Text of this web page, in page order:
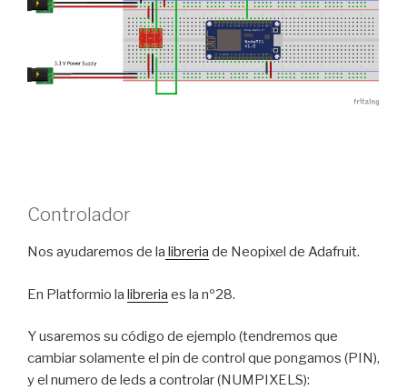
Controlador
Nos ayudaremos de la libreria de Neopixel de Adafruit.
En Platformio la libreria es la nº28.
Y usaremos su código de ejemplo (tendremos que
cambiar solamente el pin de control que pongamos (PIN),
y el numero de leds a controlar (NUMPIXELS):